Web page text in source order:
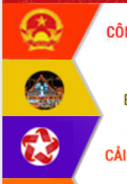
món ăn từ sầu riêng
Đắk Lắk công bố Quy hoạch và xúc
tiến đầu tư tỉnh
Ngành cá ngừ Đắk Lắk chủ động thích
ứng để giữ vững thị trường xuất khẩu
Diễn đàn Kinh tế tư nhân Việt Nam đột
phá cơ chế - Hợp tác công tư
Đề án 06 tạo bước ngoặt đột phá trong
cải cách hành chính tỉnh Đắk Lắk
Kết nối tour, đẩy mạnh chuyển đổi số
để phát triển du lịch Đắk Lắk
Khởi động Dự án Đầu tư xây dựng hạ
tầng kỹ thuật Cụm công nghiệp Tân
Tiến